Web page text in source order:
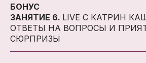
БОНУС
ЗАНЯТИЕ 6. LIVE С КАТРИН
ОТВЕТЫ НА ВОПРОСЫ И
СЮРПРИЗЫ